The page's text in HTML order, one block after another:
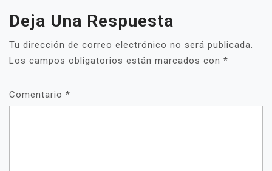
Deja Una Respuesta
Tu dirección de correo electrónico no será publicada.
Los campos obligatorios están marcados con *
Comentario *